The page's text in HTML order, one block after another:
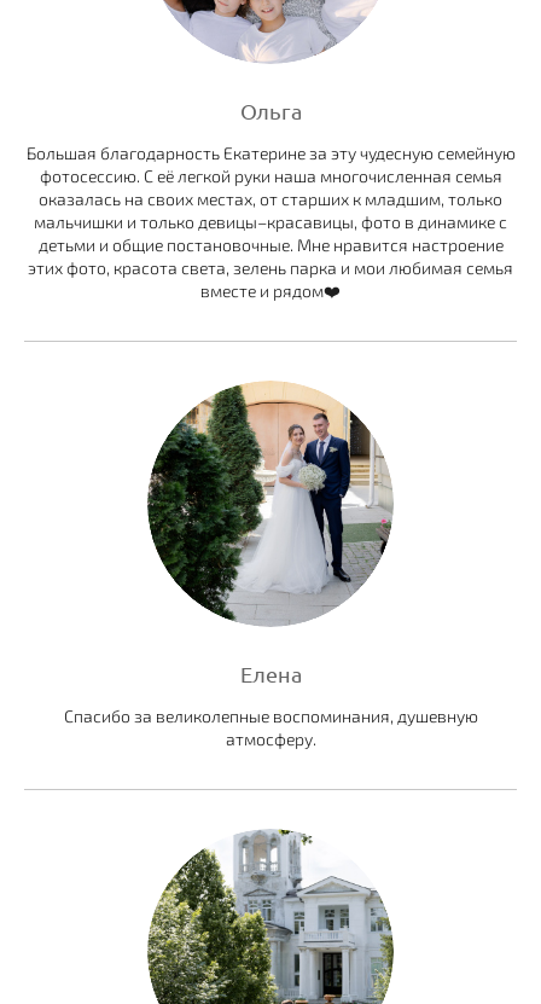
Ольга
Большая благодарность Екатерине за эту чудесную семейную
фотосессию. С её легкой руки наша многочисленная семья
оказалась на своих местах, от старших к младшим, только
мальчишки и только девицы–красавицы, фото в динамике с
детьми и общие постановочные. Мне нравится настроение
этих фото, красота света, зелень парка и мои любимая семья
вместе и рядом❤️
Елена
Спасибо за великолепные воспоминания, душевную
атмосферу.